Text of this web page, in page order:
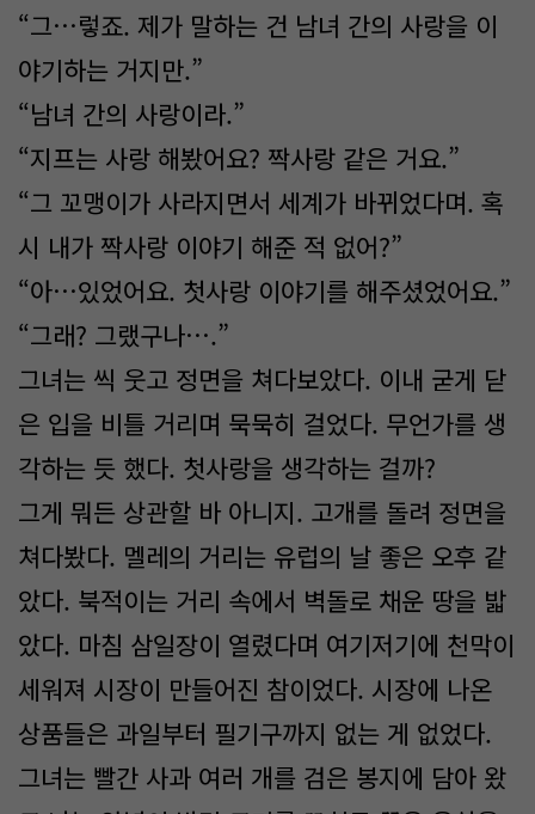
“그…렇죠. 제가 말하는 건 남녀 간의 사랑을 이
야기하는 거지만.”
“남녀 간의 사랑이라.”
“지프는 사랑 해봤어요? 짝사랑 같은 거요.”
“그 꼬맹이가 사라지면서 세계가 바뀌었다며. 혹
시 내가 짝사랑 이야기 해준 적 없어?”
“아…있었어요. 첫사랑 이야기를 해주셨었어요.”
“그래? 그랬구나….”
그녀는 씩 웃고 정면을 쳐다보았다. 이내 굳게 닫
은 입을 비틀 거리며 묵묵히 걸었다. 무언가를 생
각하는 듯 했다. 첫사랑을 생각하는 걸까?
그게 뭐든 상관할 바 아니지. 고개를 돌려 정면을
쳐다봤다. 멜레의 거리는 유럽의 날 좋은 오후 같
았다. 북적이는 거리 속에서 벽돌로 채운 땅을 밟
았다. 마침 삼일장이 열렸다며 여기저기에 천막이
세워져 시장이 만들어진 참이었다. 시장에 나온
상품들은 과일부터 필기구까지 없는 게 없었다.
그녀는 빨간 사과 여러 개를 검은 봉지에 담아 왔